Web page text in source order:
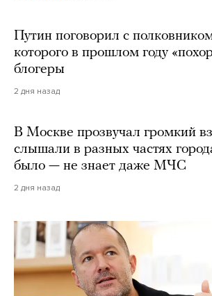
Путин поговорил с
которого в прошлом году
блогеры
2 дня назад
В Москве прозвучал громкий
слышали в разных частях
было — не знает даже МЧС
2 дня назад